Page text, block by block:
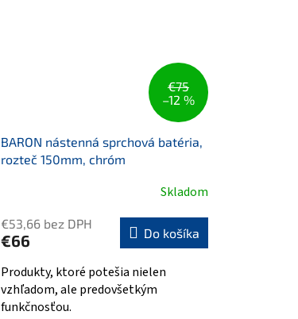
€75
–12 %
BARON nástenná sprchová batéria,
rozteč 150mm, chróm
Skladom
€53,66 bez DPH
€66 Do košíka
Produkty, ktoré potešia nielen
vzhľadom, ale predovšetkým
funkčnosťou.